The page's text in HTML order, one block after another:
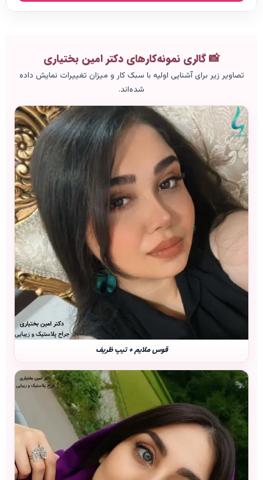
📸 گالری نمونه‌کارهای دکتر امین بختیاری
تصاویر زیر برای آشنایی اولیه با سبک کار و میزان تغییرات نمایش داده
شده‌اند.
قوس ملایم + تیپ ظریف